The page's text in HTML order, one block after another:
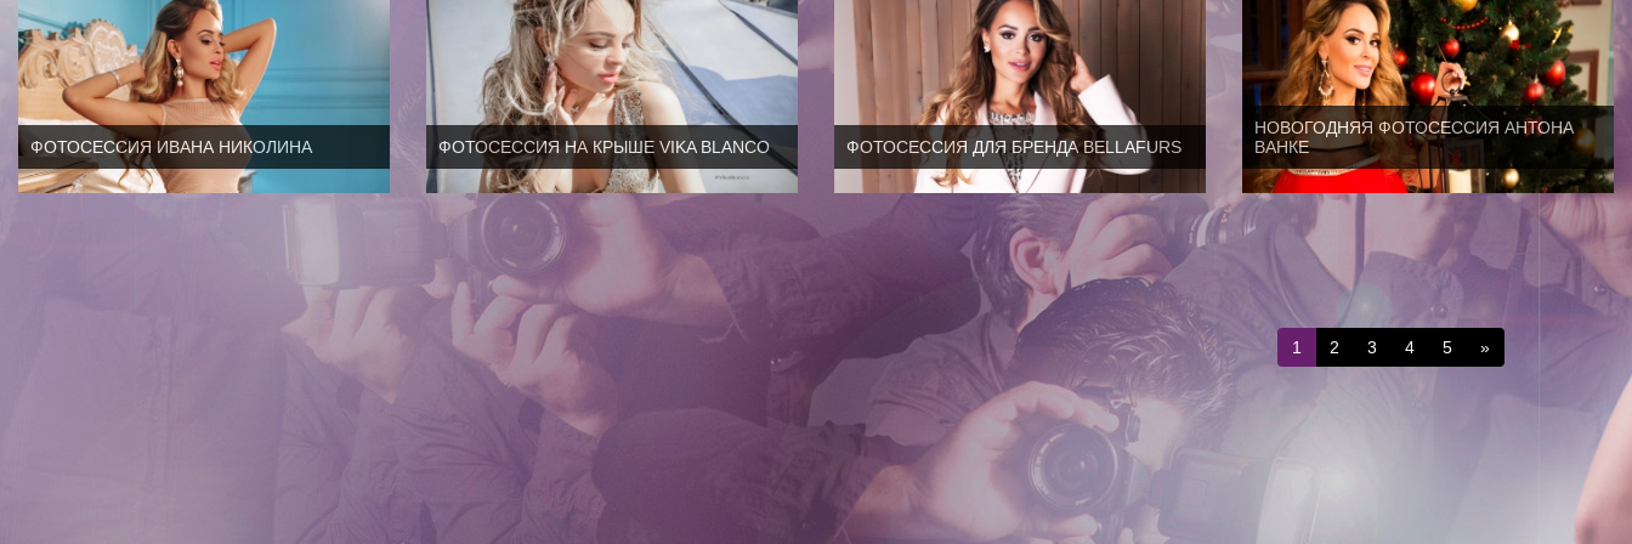
ФОТОСЕССИЯ ИВАНА НИКОЛИНА ФОТОСЕССИЯ НА КРЫШЕ VIKA BLANCO ФОТОСЕССИЯ ДЛЯ БРЕНДА BELLAFURS
НОВОГОДНЯЯ ФОТОСЕССИЯ АНТОНА
ВАНКЕ
1 2 3 4 5 »